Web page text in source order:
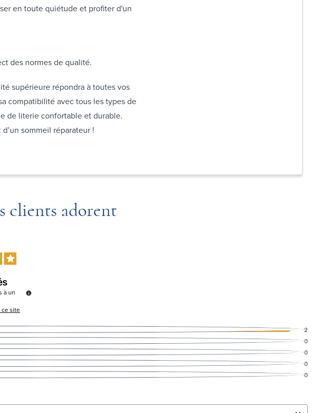
en toute quiétude et profiter d'un
des normes de qualité.
supérieure répondra à toutes vos
compatibilité avec tous les types de
de literie confortable et durable.
sommeil réparateur !
clients adorent
à un
ce site
2
0
0
0
0